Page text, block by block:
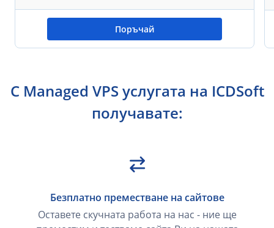
Поръчай
С Managed VPS услугата на ICDSoft
получавате:
Безплатно преместване на сайтове
Оставете скучната работа на нас - ние ще